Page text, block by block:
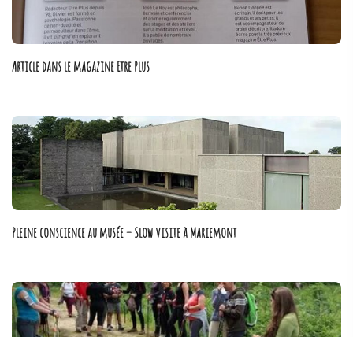
Article dans le magazine Etre Plus
Pleine conscience au musée – Slow visite à Mariemont